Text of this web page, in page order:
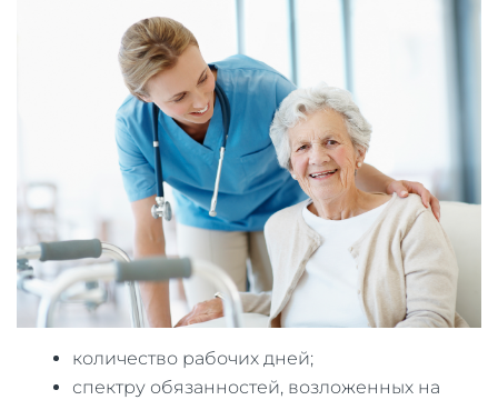
количество рабочих дней;
спектру обязанностей, возложенных на